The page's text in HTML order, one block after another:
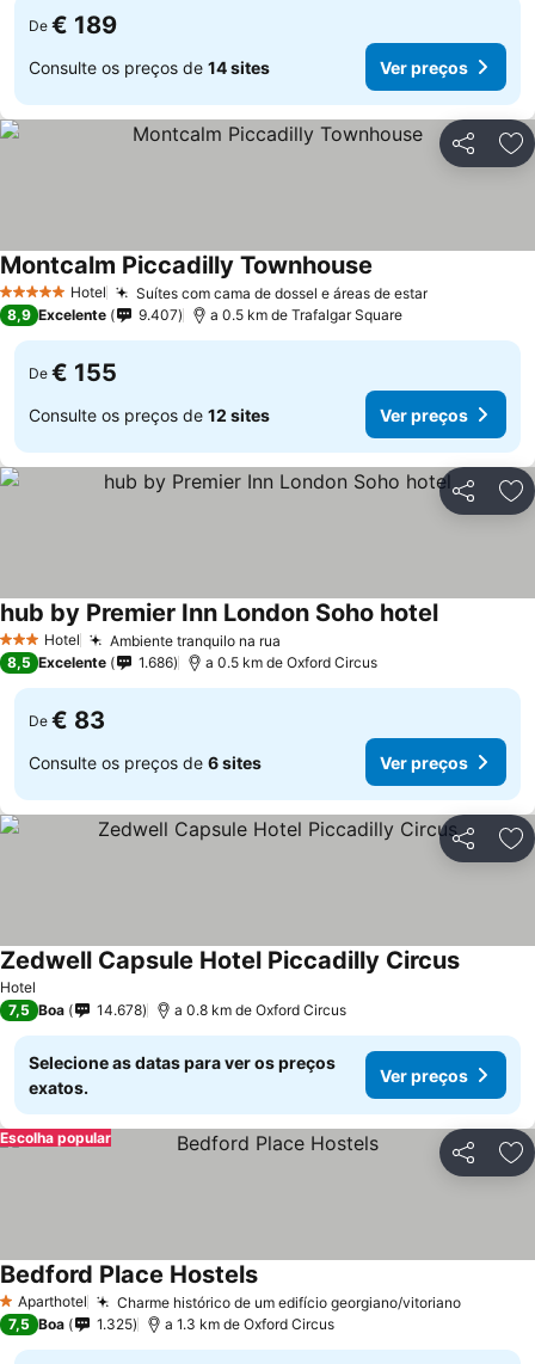
De € 189
Consulte os preços de 14 sites Ver preços
Partilhar
5 Estrelas Hotel Suítes com cama de dossel e áreas de estarVer preços
Montcalm Piccadilly Townhouse
8,9 Excelente 9.407 a 0.5 km de Trafalgar Square
De € 155
Consulte os preços de 12 sites Ver preços
Partilhar
3 EstrelasHotel Ambiente tranquilo na rua
hub by Premier Inn London Soho hotelVer preços
8,5 Excelente 1.686 a 0.5 km de Oxford Circus
De € 83
Consulte os preços de 6 sites Ver preços
Partilhar
Hotel
Zedwell Capsule Hotel Piccadilly CircusVer
7,5 Boa 14.678 a 0.8 km de Oxford Circus
Selecione as datas para ver os preços
exatos.
Ver preços
Partilhar
Escolha popular
1 Estrelas
Aparthotel Charme histórico de um edifício georgiano/vitorianoVer
Bedford Place HostelsVer preços
7,5 Boa 1.325 a 1.3 km de Oxford Circus